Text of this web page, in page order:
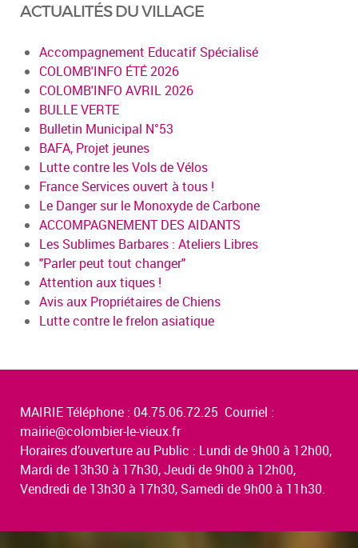
ACTUALITÉS DU VILLAGE
Accompagnement Educatif Spécialisé
COLOMB'INFO ÉTÉ 2026
COLOMB'INFO AVRIL 2026
BULLE VERTE
Bulletin Municipal N°53
BAFA, Projet jeunes
Lutte contre les Vols de Vélos
France Services ouvert à tous !
Le Danger sur le Monoxyde de Carbone
ACCOMPAGNEMENT DES AIDANTS
Les Sublimes Barbares : Ateliers Libres
"Parler peut tout changer"
Attention aux tiques !
Avis aux Propriétaires de Chiens
Lutte contre le frelon asiatique
MAIRIE Téléphone : 04.75.06.72.25 Courriel :
mairie@colombier-le-vieux.fr
Horaires d’ouverture au Public : Lundi de 9h00 à 12h00,
Mardi de 13h30 à 17h30, Jeudi de 9h00 à 12h00,
Vendredi de 13h30 à 17h30, Samedi de 9h00 à 11h30.